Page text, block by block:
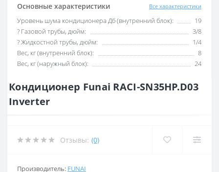
Основные характеристики Все характеристики
Уровень шума кондиционера Дб (внутренний блок):
19
? Газовой трубы, дюйм:
3/8
? Жидкостной трубы, дюйм:
1/4
Вес, кг (внутренний блок):
8
Вес, кг (наружный блок):
24
Кондиционер Funai RACI-SN35HP.D03
Inverter
Отзывы: (0)
Производитель: FUNAI